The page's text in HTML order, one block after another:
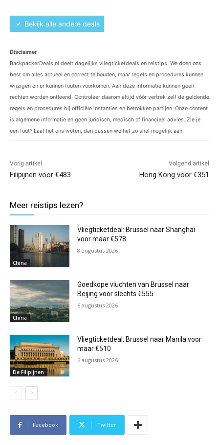
Bekijk alle andere deals
Disclaimer
BackpackerDeals.nl deelt dagelijks vliegticketdeals en reistips. We doen ons
best om alles actueel en correct te houden, maar regels en procedures kunnen
wijzigen en er kunnen fouten voorkomen. Aan deze informatie kunnen geen
rechten worden ontleend. Controleer daarom altijd vóór vertrek zelf de geldende
regels en procedures bij officiële instanties en betrokken partijen. Onze content
is algemene informatie en geen juridisch, medisch of financieel advies. Zie je
een fout? Laat het ons weten, dan passen we het zo snel mogelijk aan.
Vorig artikel
Filipijnen voor €483
Volgend artikel
Hong Kong voor €351
Meer reistips lezen?
China
Vliegticketdeal: Brussel naar Shanghai
voor maar €578
8 augustus 2026
China
Goedkope vluchten van Brussel naar
Beijing voor slechts €555
6 augustus 2026
De Filipijnen
Vliegticketdeal: Brussel naar Manila voor
maar €510
6 augustus 2026
Facebook Twitter